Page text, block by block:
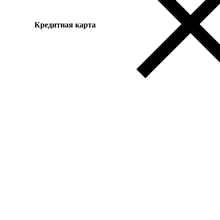
Кредитная карта